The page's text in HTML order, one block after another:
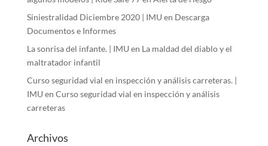
Siniestralidad Diciembre 2020 | IMU en Descarga
Documentos e Informes
La sonrisa del infante. | IMU en La maldad del diablo y el
maltratador infantil
Curso seguridad vial en inspección y análisis carreteras. |
IMU en Curso seguridad vial en inspección y análisis
carreteras
Archivos